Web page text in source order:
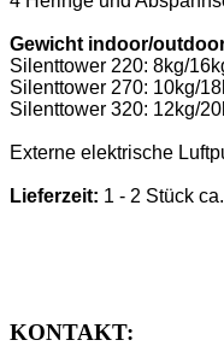
Gewicht indoor/
Silenttower 220:
Silenttower 270:
Silenttower 320:
Externe elektrische
Lieferzeit: 1 - 2 Stück
KONTAKT: